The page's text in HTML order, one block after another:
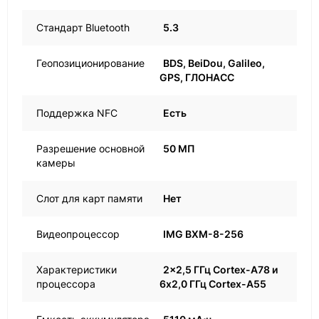
Стандарт Bluetooth 5.3
Геопозиционирование
BDS, BeiDou, Galileo,
GPS, ГЛОНАСС
Поддержка NFC Есть
Разрешение основной
камеры
50 МП
Слот для карт памяти Нет
Видеопроцессор IMG BXM-8-256
Характеристики
процессора
2x2,5 ГГц Cortex-A78 и
6x2,0 ГГц Cortex-A55